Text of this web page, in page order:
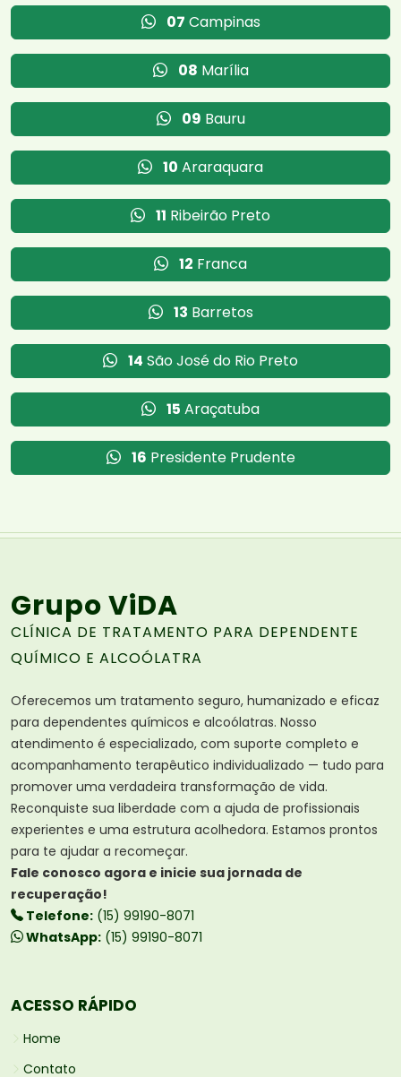
07 Campinas
08 Marília
09 Bauru
10 Araraquara
11 Ribeirão Preto
12 Franca
13 Barretos
14 São José do Rio Preto
15 Araçatuba
16 Presidente Prudente
Grupo ViDA
CLÍNICA DE TRATAMENTO PARA DEPENDENTE
QUÍMICO E ALCOÓLATRA
Oferecemos um tratamento seguro, humanizado e eficaz
para dependentes químicos e alcoólatras. Nosso
atendimento é especializado, com suporte completo e
acompanhamento terapêutico individualizado — tudo para
promover uma verdadeira transformação de vida.
Reconquiste sua liberdade com a ajuda de profissionais
experientes e uma estrutura acolhedora. Estamos prontos
para te ajudar a recomeçar.
Fale conosco agora e inicie sua jornada de
recuperação!
Telefone: (15) 99190-8071
WhatsApp: (15) 99190-8071
ACESSO RÁPIDO
Home
Contato